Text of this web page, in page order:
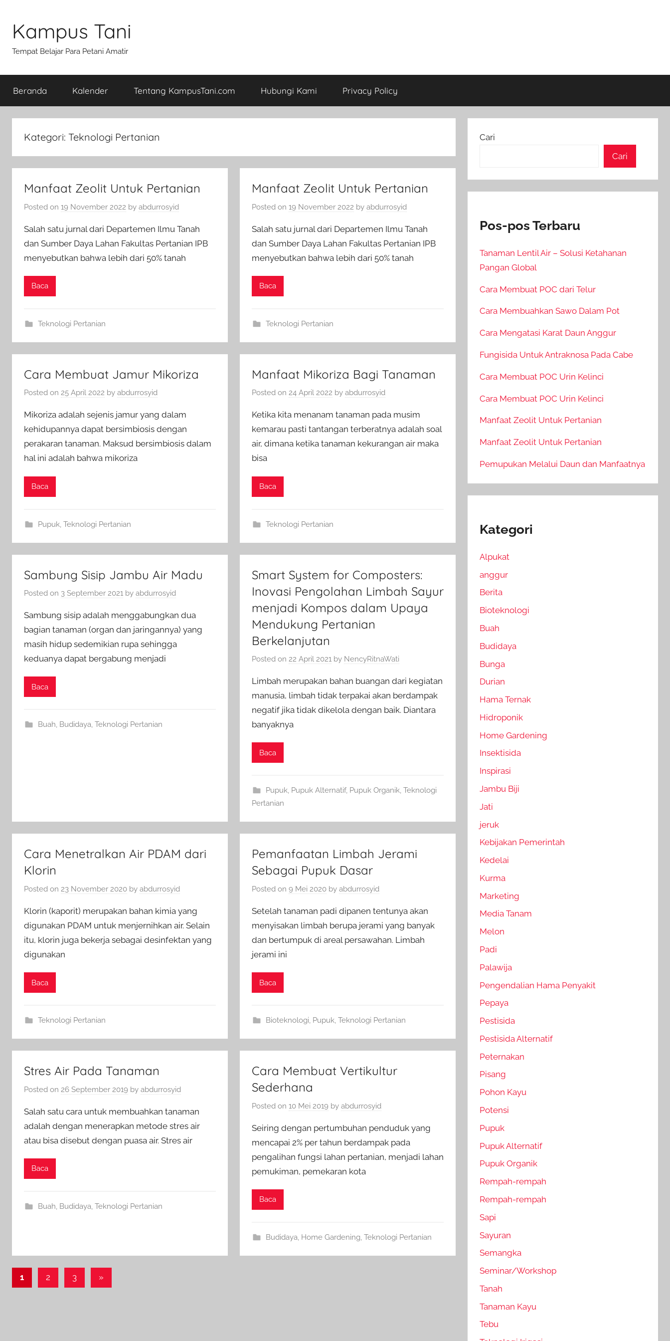
content
Kampus Tani
Tempat Belajar Para Petani Amatir
Beranda Kalender Tentang KampusTani.com Hubungi Kami Privacy Policy
Kategori: Teknologi Pertanian
Manfaat Zeolit Untuk Pertanian
Posted on 19 November 2022 by abdurrosyid
Salah satu jurnal dari Departemen Ilmu Tanah
dan Sumber Daya Lahan Fakultas Pertanian IPB
menyebutkan bahwa lebih dari 50% tanah
Baca
Teknologi Pertanian
Manfaat Zeolit Untuk Pertanian
Posted on19 November 2022 byabdurrosyid
Salah satu jurnal dari Departemen Ilmu Tanah
dan Sumber Daya Lahan Fakultas Pertanian IPB
menyebutkan bahwa lebih dari 50% tanah
Baca
Teknologi Pertanian
Cara Membuat Jamur Mikoriza
Posted on 25 April 2022 by abdurrosyid
Mikoriza adalah sejenis jamur yang dalam
kehidupannya dapat bersimbiosis dengan
perakaran tanaman. Maksud bersimbiosis dalam
hal ini adalah bahwa mikoriza
Baca
Pupuk, Teknologi Pertanian
Manfaat Mikoriza Bagi Tanaman
Posted on24 April 2022 byabdurrosyid
Ketika kita menanam tanaman pada musim
kemarau pasti tantangan terberatnya adalah soal
air, dimana ketika tanaman kekurangan air maka
bisa
Baca
Teknologi Pertanian
Sambung Sisip Jambu Air Madu
Posted on 3 September 2021 by abdurrosyid
Sambung sisip adalah menggabungkan dua
bagian tanaman (organ dan jaringannya) yang
masih hidup sedemikian rupa sehingga
keduanya dapat bergabung menjadi
Baca
Buah, Budidaya, Teknologi Pertanian
Smart System for Composters:
Inovasi Pengolahan Limbah Sayur
menjadi Kompos dalam Upaya
Mendukung Pertanian
Berkelanjutan
Posted on22 April 2021 by NencyRitnaWati
Limbah merupakan bahan buangan dari kegiatan
manusia, limbah tidak terpakai akan berdampak
negatif jika tidak dikelola dengan baik. Diantara
banyaknya
Baca
Pupuk, Pupuk Alternatif, Pupuk Organik, Teknologi
Pertanian
Cara Menetralkan Air PDAM dari
Klorin
Posted on 23 November 2020 by abdurrosyid
Klorin (kaporit) merupakan bahan kimia yang
digunakan PDAM untuk menjernihkan air. Selain
itu, klorin juga bekerja sebagai desinfektan yang
digunakan
Baca
Teknologi Pertanian
Pemanfaatan Limbah Jerami
Sebagai Pupuk Dasar
Posted on9 Mei 2020 byabdurrosyid
Setelah tanaman padi dipanen tentunya akan
menyisakan limbah berupa jerami yang banyak
dan bertumpuk di areal persawahan. Limbah
jerami ini
Baca
Bioteknologi, Pupuk, Teknologi Pertanian
Stres Air Pada Tanaman
Posted on 26 September 2019 by abdurrosyid
Salah satu cara untuk membuahkan tanaman
adalah dengan menerapkan metode stres air
atau bisa disebut dengan puasa air. Stres air
Baca
Buah, Budidaya, Teknologi Pertanian
Cara Membuat Vertikultur
Sederhana
Posted on10 Mei 2019 byabdurrosyid
Seiring dengan pertumbuhan penduduk yang
mencapai 2% per tahun berdampak pada
pengalihan fungsi lahan pertanian, menjadi lahan
pemukiman, pemekaran kota
Baca
Budidaya, Home Gardening, Teknologi Pertanian
Paginasi
1 2 3
Next
»
Cari
Cari
Pos-pos Terbaru
Tanaman Lentil Air – Solusi Ketahanan
Pangan Global
Cara Membuat POC dari Telur
Cara Membuahkan Sawo Dalam Pot
Cara Mengatasi Karat Daun Anggur
Fungisida Untuk Antraknosa Pada Cabe
Cara Membuat POC Urin Kelinci
Cara Membuat POC Urin Kelinci
Manfaat Zeolit Untuk Pertanian
Manfaat Zeolit Untuk Pertanian
Pemupukan Melalui Daun dan Manfaatnya
Kategori
Alpukat
anggur
Berita
Bioteknologi
Buah
Budidaya
Bunga
Durian
Hama Ternak
Hidroponik
Home Gardening
Insektisida
Inspirasi
Jambu Biji
Jati
jeruk
Kebijakan Pemerintah
Kedelai
Kurma
Marketing
Media Tanam
Melon
Padi
Palawija
Pengendalian Hama Penyakit
Pepaya
Pestisida
Pestisida Alternatif
Peternakan
Pisang
Pohon Kayu
Potensi
Pupuk
Pupuk Alternatif
Pupuk Organik
Rempah-rempah
Rempah-rempah
Sapi
Sayuran
Semangka
Seminar/Workshop
Tanah
Tanaman Kayu
Tebu